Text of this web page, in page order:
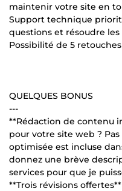
maintenir votre site en
Support technique
questions et résoudre
Possibilité de 5 retouches
QUELQUES BONUS
---
**Rédaction de contenu
pour votre site web ?
optimisée est incluse
donnez une brève
services pour que je
**Trois révisions